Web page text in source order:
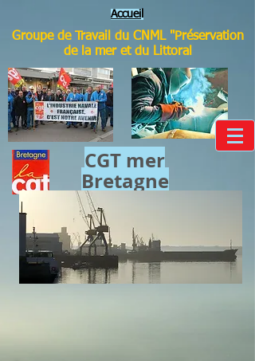
Accuei
Groupe de Travail du CNML "Préservation
de la mer et du Littoral
CGT mer​
Bretagne